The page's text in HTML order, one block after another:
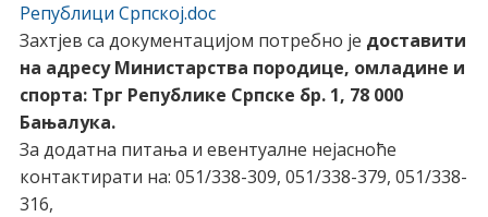
Републици Српској.doc
Захтјев са документацијом потребно је доставити
на адресу Министарства породице, омладине и
спорта: Трг Републике Српске бр. 1, 78 000
Бањалука.
За додатна питања и евентуалне нејасноће
контактирати на: 051/338-309, 051/338-379, 051/338-
316,